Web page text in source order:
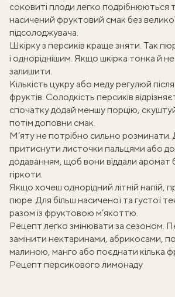
соковиті плоди легко подрібнюються
насичений фруктовий смак без великої
підсолоджувача.
Шкірку з персиків краще зняти. Так
і одноріднішим. Якщо шкірка тонка й
залишити.
Кількість цукру або меду регулюй
фруктів. Солодкість персиків
спочатку додай меншу порцію,
потім доповни смак.
М’яту не потрібно сильно розминати.
притиснути листочки пальцями або
додаванням, щоб вони віддали аромат
гіркоти.
Якщо хочеш одноріднийлітній напій,
пюре. Для більш насиченої та густої
разом із фруктовою м’якоттю.
Рецепт легко змінювати за сезоном.
замінити нектаринами, абрикосами,
малиною, манго або поєднати кілька
Рецепт персикового лимонаду